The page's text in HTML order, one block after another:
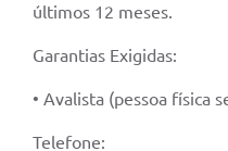
últimos 12 meses.
Garantias Exigidas:
• Avalista (pessoa física
Telefone: